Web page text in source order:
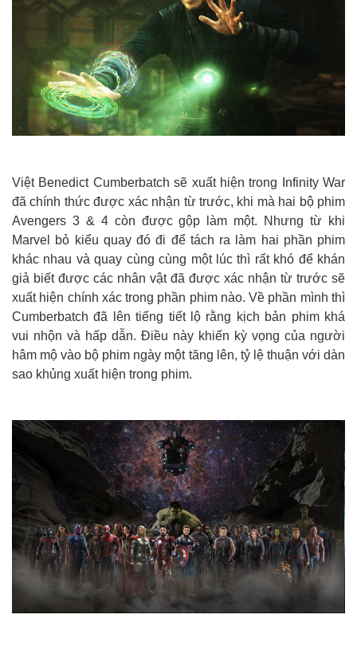
Việt Benedict Cumberbatch sẽ xuất hiện trong Infinity War
đã chính thức được xác nhận từ trước, khi mà hai bộ phim
Avengers 3 & 4 còn được gộp làm một. Nhưng từ khi
Marvel bỏ kiểu quay đó đi để tách ra làm hai phần phim
khác nhau và quay cùng cùng một lúc thì rất khó để khán
giả biết được các nhân vật đã được xác nhận từ trước sẽ
xuất hiện chính xác trong phần phim nào. Về phần mình thì
Cumberbatch đã lên tiếng tiết lộ rằng kịch bản phim khá
vui nhộn và hấp dẫn. Điều này khiến kỳ vọng của người
hâm mộ vào bộ phim ngày một tăng lên, tỷ lệ thuận với dàn
sao khủng xuất hiện trong phim.